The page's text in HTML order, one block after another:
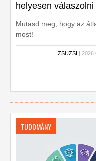
helyesen
Mutasd meg, hogy az
most!
ZSUZSI |
TUDOMÁNY